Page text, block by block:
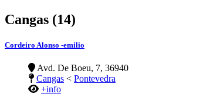
Cangas (14)
Cordeiro Alonso -emilio
Avd. De Boeu, 7, 36940
Cangas < Pontevedra
+info